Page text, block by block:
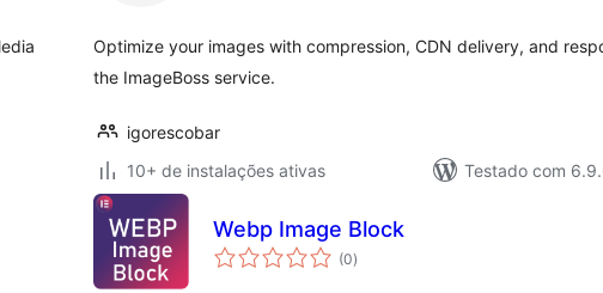
Optimize your images with compression, CDN delivery, and
the ImageBoss service.
igorescobar
10+ de instalações ativas
Testado com
Webp Image Block
(0total
de
)